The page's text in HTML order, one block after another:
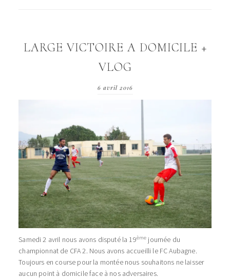
LARGE VICTOIRE A DOMICILE +
VLOG
6 avril 2016
Samedi 2 avril nous avons disputé la 19ème journée du
championnat de CFA 2. Nous avons accueilli le FC Aubagne.
Toujours en course pour la montée nous souhaitons ne laisser
aucun point à domicile face à nos adversaires.